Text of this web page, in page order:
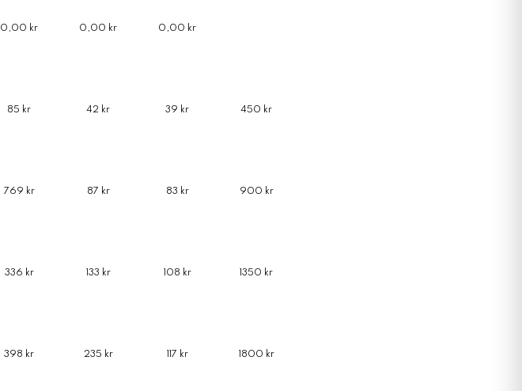
0,00 kr 0,00 kr 0,00 kr
85 kr 42 kr 39 kr 450 kr
769 kr 87 kr 83 kr 900 kr
336 kr 133 kr 108 kr 1350 kr
398 kr 235 kr 117 kr 1800 kr